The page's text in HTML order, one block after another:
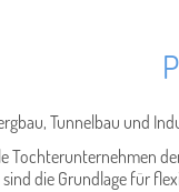
Tunnelbau und
Tochterunternehmen
die Grundlage für